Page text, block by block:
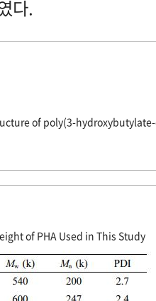
다.
of poly(3-
of PHA Used in This Study